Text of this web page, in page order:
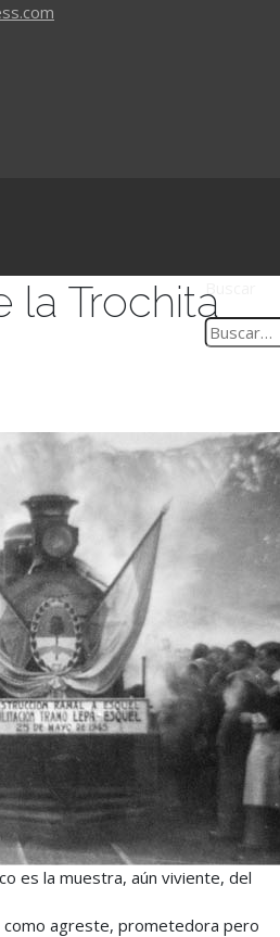
la Trochita
es la muestra, aún viviente, del
agreste, prometedora pero